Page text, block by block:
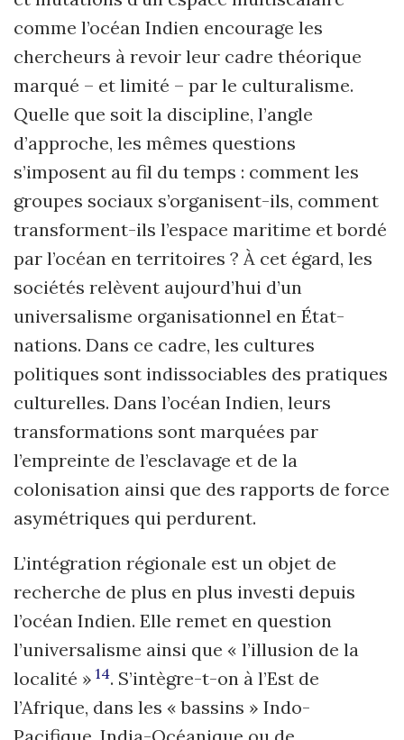
comme l’océan Indien encourage les
chercheurs à revoir leur cadre théorique
marqué – et limité – par le culturalisme.
Quelle que soit la discipline, l’angle
d’approche, les mêmes questions
s’imposent au fil du temps : comment les
groupes sociaux s’organisent-ils, comment
transforment-ils l’espace maritime et bordé
par l’océan en territoires ? À cet égard, les
sociétés relèvent aujourd’hui d’un
universalisme organisationnel en État-
nations. Dans ce cadre, les cultures
politiques sont indissociables des pratiques
culturelles. Dans l’océan Indien, leurs
transformations sont marquées par
l’empreinte de l’esclavage et de la
colonisation ainsi que des rapports de force
asymétriques qui perdurent.
L’intégration régionale est un objet de
recherche de plus en plus investi depuis
l’océan Indien. Elle remet en question
l’universalisme ainsi que « l’illusion de la
localité » 14. S’intègre-t-on à l’Est de
l’Afrique, dans les « bassins » Indo-